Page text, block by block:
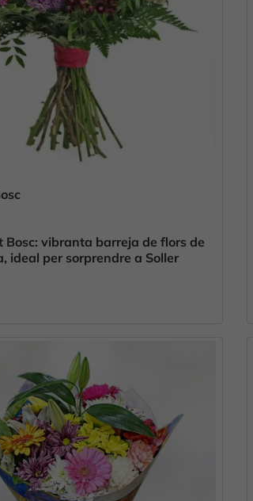
Bosc: vibranta barreja de flors de
ideal per sorprendre a Soller